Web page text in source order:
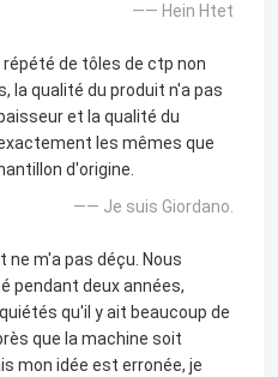
—— Hein Htet
de tôles de ctp non
la qualité du produit n'a pas
et la qualité du
les mêmes que
d'origine.
—— Je suis Giordano.
ne m'a pas déçu. Nous
pendant deux années,
qu'il y ait beaucoup de
que la machine soit
mon idée est erronée, je